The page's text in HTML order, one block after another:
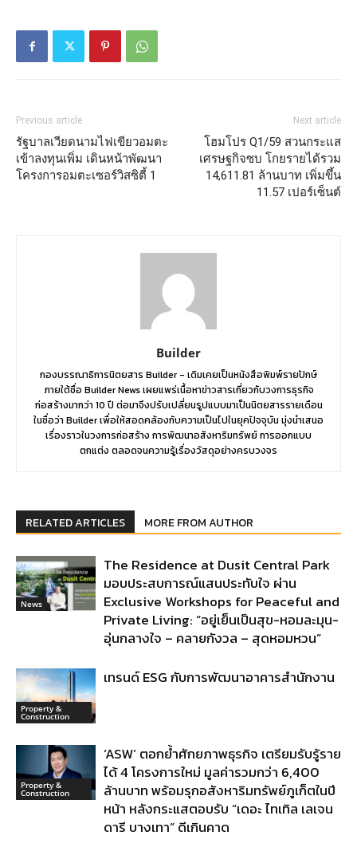
Previous article
รัฐบาลเวียดนามไฟเขียวอมตะ
เข้าลงทุนเพิ่ม เดินหน้าพัฒนา
โครงการอมตะเซอร์วิสซิตี้ 1
Next article
โฮมโปร Q1/59 สวนกระแส
เศรษฐกิจซบ โกยรายได้รวม
14,611.81 ล้านบาท เพิ่มขึ้น
11.57 เปอร์เซ็นต์
Builder
กองบรรณาธิการนิตยสาร Builder - เดิมเคยเป็นหนังสือพิมพ์รายปักษ์
ภายใต้ชื่อ Builder News เผยแพร่เนื้อหาข่าวสารเกี่ยวกับวงการธุรกิจ
ก่อสร้างมากว่า 10 ปี ต่อมาจึงปรับเปลี่ยนรูปแบบมาเป็นนิตยสารรายเดือน
ในชื่อว่า Builder เพื่อให้สอดคล้องกับความเป็นไปในยุคปัจจุบัน มุ่งนำเสนอ
เรื่องราวในวงการก่อสร้าง การพัฒนาอสังหาริมทรัพย์ การออกแบบ
ตกแต่ง ตลอดจนความรู้เรื่องวัสดุอย่างครบวงจร
RELATED ARTICLES MORE FROM AUTHOR
News
The Residence at Dusit Central Park
มอบประสบการณ์แสนประทับใจ ผ่าน
Exclusive Workshops for Peaceful and
Private Living: “อยู่เย็นเป็นสุข-หอมละมุน-
อุ่นกลางใจ – คลายกังวล – สุดหอมหวน”
Property &
Construction
เทรนด์ ESG กับการพัฒนาอาคารสำนักงาน
Property &
Construction
‘ASW’ ตอกย้ำศักยภาพธุรกิจ เตรียมรับรู้ราย
ได้ 4 โครงการใหม่ มูลค่ารวมกว่า 6,400
ล้านบาท พร้อมรุกอสังหาริมทรัพย์ภูเก็ตในปี
หน้า หลังกระแสตอบรับ “เดอะ ไทเทิล เลเจน
ดารี บางเทา” ดีเกินคาด